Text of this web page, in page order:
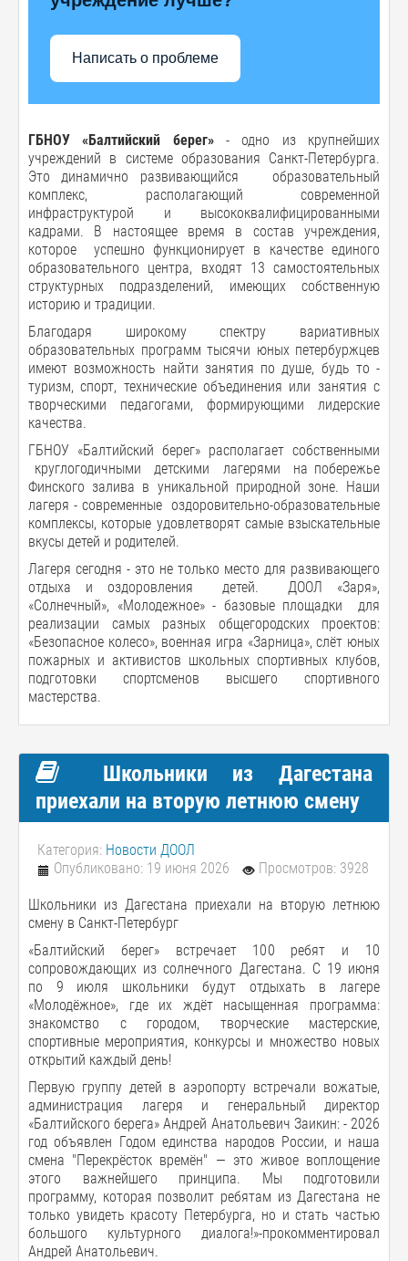
Написать о проблеме
ГБНОУ «Балтийский берег»- одно из крупнейших
учреждений в системе образования Санкт-Петербурга.
Это динамично развивающийся образовательный
комплекс, располагающий современной
инфраструктурой и высококвалифицированными
кадрами. В настоящее время в состав учреждения,
которое успешно функционирует в качестве единого
образовательного центра, входят 13 самостоятельных
структурных подразделений, имеющих собственную
историю и традиции.
Благодаря широкому спектру вариативных
образовательных программ тысячи юных петербуржцев
имеют возможность найти занятия по душе, будь то -
туризм, спорт, технические объединения или занятия с
творческими педагогами, формирующими лидерские
качества.
ГБНОУ «Балтийский берег» располагает собственными
круглогодичными детскими лагерями на побережье
Финского залива в уникальной природной зоне. Наши
лагеря - современные оздоровительно-образовательные
комплексы, которые удовлетворят самые взыскательные
вкусы детей и родителей.
Лагеря сегодня - это не только место для развивающего
отдыха и оздоровления детей. ДООЛ «Заря»,
«Солнечный», «Молодежное» - базовые площадки для
реализации самых разных общегородских проектов:
«Безопасное колесо», военная игра «Зарница», слёт юных
пожарных и активистов школьных спортивных клубов,
подготовки спортсменов высшего спортивного
мастерства.
Школьники из Дагестана
приехали на вторую летнюю смену
Категория: Новости ДООЛ
Опубликовано: 19 июня 2026
Просмотров: 3928
Школьники из Дагестана приехали на вторую летнюю
смену в Санкт-Петербург
«Балтийский берег» встречает 100 ребят и 10
сопровождающих из солнечного Дагестана. С 19 июня
по 9 июля школьники будут отдыхать в лагере
«Молодёжное», где их ждёт насыщенная программа:
знакомство с городом, творческие мастерские,
спортивные мероприятия, конкурсы и множество новых
открытий каждый день!
Первую группу детей в аэропорту встречали вожатые,
администрация лагеря и генеральный директор
«Балтийского берега» Андрей Анатольевич Заикин: - 2026
год объявлен Годом единства народов России, и наша
смена "Перекрёсток времён" — это живое воплощение
этого важнейшего принципа. Мы подготовили
программу, которая позволит ребятам из Дагестана не
только увидеть красоту Петербурга, но и стать частью
большого культурного диалога!»-прокомментировал
Андрей Анатольевич.